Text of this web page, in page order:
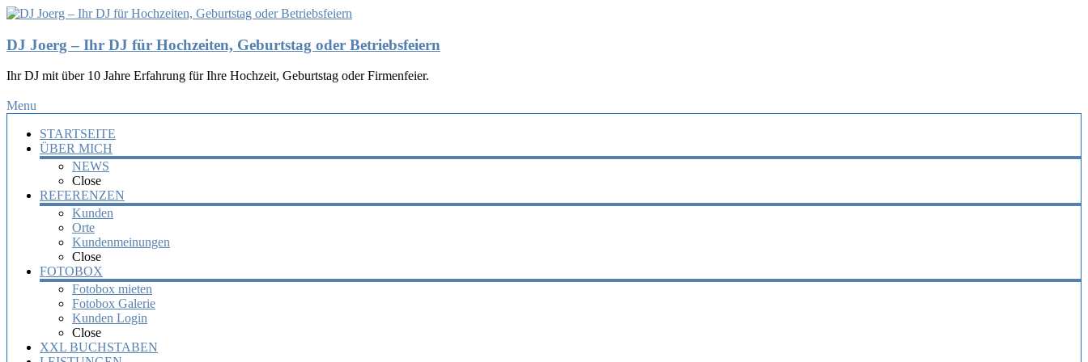
DJ Joerg – Ihr DJ für Hochzeiten, Geburtstag oder Betriebsfeiern
Ihr DJ mit über 10 Jahre Erfahrung für Ihre Hochzeit, Geburtstag oder Firmenfeier.
Menu
STARTSEITE
ÜBER MICH
NEWS
Close
REFERENZEN
Kunden
Orte
Kundenmeinungen
Close
FOTOBOX
Fotobox mieten
Fotobox Galerie
Kunden Login
Close
XXL BUCHSTABEN